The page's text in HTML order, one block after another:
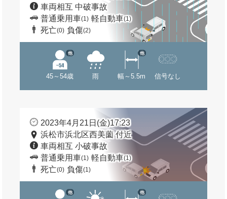
車両相互 中破事故
普通乗用車(1) 軽自動車(1)
死亡(0) 負傷(2)
45～54歳
他
雨 幅～5.5m
他
信号なし
2023年4月21日(金)17:23
浜松市浜北区西美薗 付近
車両相互 小破事故
普通乗用車(1) 軽自動車(1)
死亡(0) 負傷(1)
他 他